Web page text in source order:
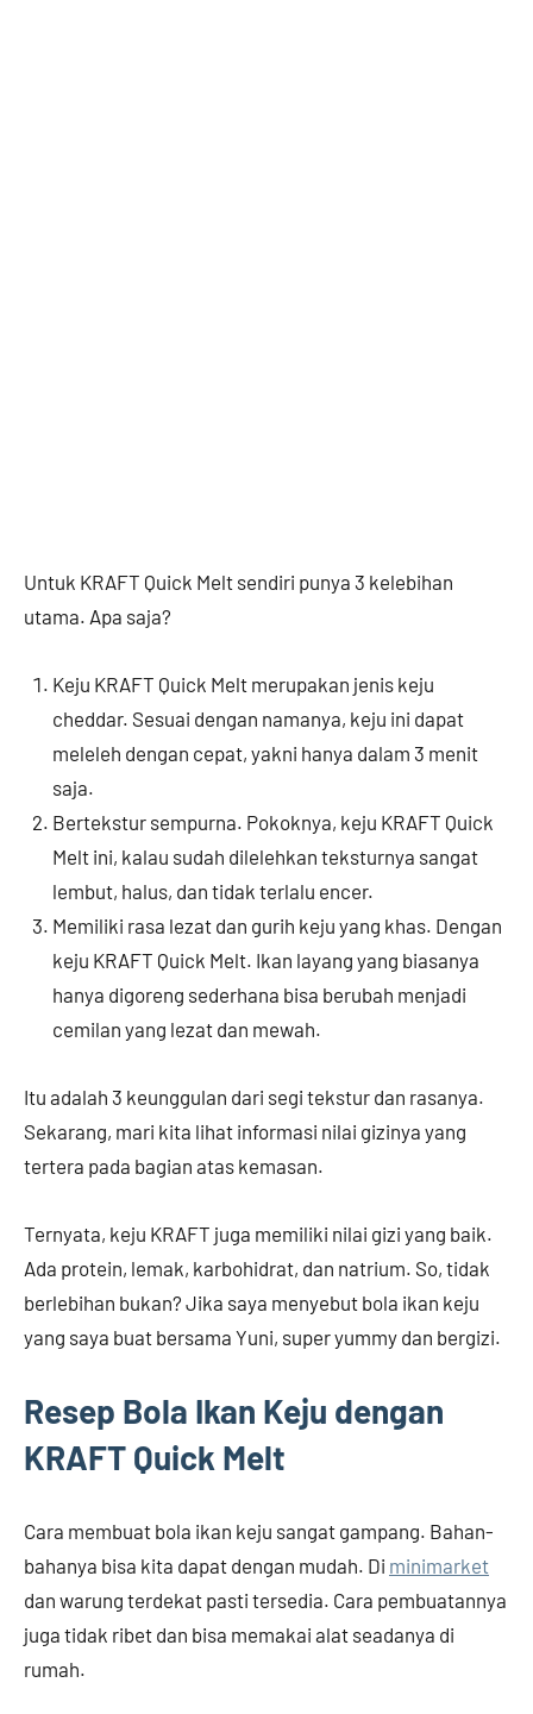
Untuk KRAFT Quick Melt sendiri punya 3 kelebihan
utama. Apa saja?
Keju KRAFT Quick Melt merupakan jenis keju
cheddar. Sesuai dengan namanya, keju ini dapat
meleleh dengan cepat, yakni hanya dalam 3 menit
saja.
Bertekstur sempurna. Pokoknya, keju KRAFT Quick
Melt ini, kalau sudah dilelehkan teksturnya sangat
lembut, halus, dan tidak terlalu encer.
Memiliki rasa lezat dan gurih keju yang khas. Dengan
keju KRAFT Quick Melt. Ikan layang yang biasanya
hanya digoreng sederhana bisa berubah menjadi
cemilan yang lezat dan mewah.
Itu adalah 3 keunggulan dari segi tekstur dan rasanya.
Sekarang, mari kita lihat informasi nilai gizinya yang
tertera pada bagian atas kemasan.
Ternyata, keju KRAFT juga memiliki nilai gizi yang baik.
Ada protein, lemak, karbohidrat, dan natrium. So, tidak
berlebihan bukan? Jika saya menyebut bola ikan keju
yang saya buat bersama Yuni, super yummy dan bergizi.
Resep Bola Ikan Keju dengan
KRAFT Quick Melt
Cara membuat bola ikan keju sangat gampang. Bahan-
bahanya bisa kita dapat dengan mudah. Di minimarket
dan warung terdekat pasti tersedia. Cara pembuatannya
juga tidak ribet dan bisa memakai alat seadanya di
rumah.